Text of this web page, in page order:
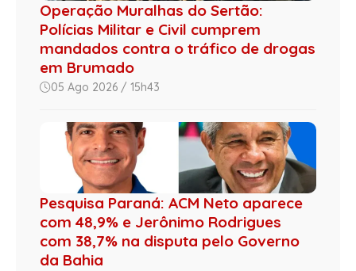
Operação Muralhas do Sertão:
Polícias Militar e Civil cumprem
mandados contra o tráfico de drogas
em Brumado
05 Ago 2026 / 15h43
Pesquisa Paraná: ACM Neto aparece
com 48,9% e Jerônimo Rodrigues
com 38,7% na disputa pelo Governo
da Bahia